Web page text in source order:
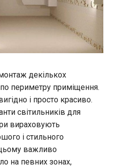
декількох
периметру приміщення.
і просто красиво.
світильників для
вираховують
і стильного
важливо
на певних зонах,